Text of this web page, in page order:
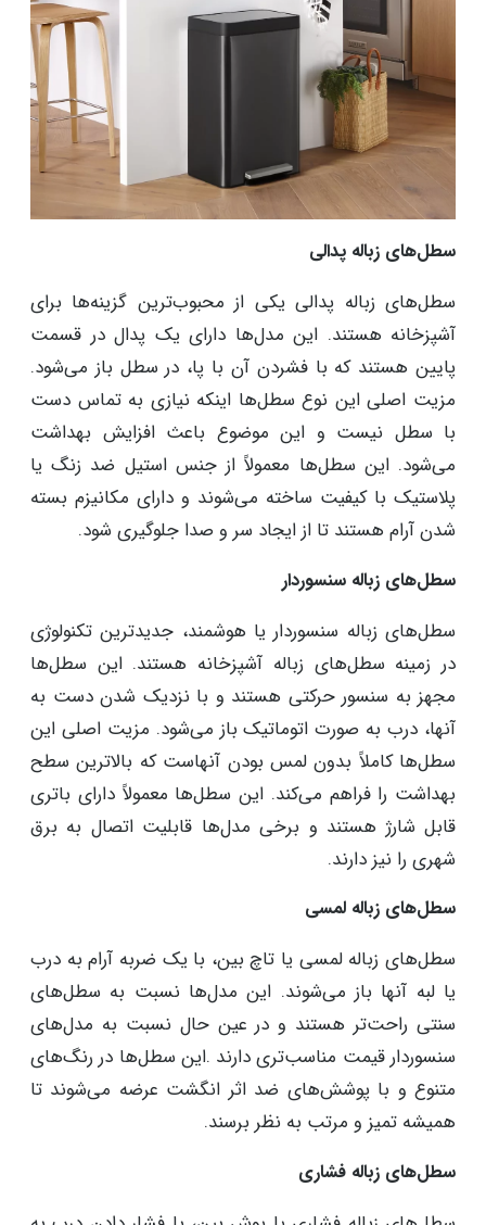
سطل‌های زباله پدالی
سطل‌های زباله پدالی یکی از محبوب‌ترین گزینه‌ها برای
آشپزخانه هستند. این مدل‌ها دارای یک پدال در قسمت
پایین هستند که با فشردن آن با پا، در سطل باز می‌شود.
مزیت اصلی این نوع سطل‌ها اینکه نیازی به تماس دست
با سطل نیست و این موضوع باعث افزایش بهداشت
می‌شود. این سطل‌ها معمولاً از جنس استیل ضد زنگ یا
پلاستیک با کیفیت ساخته می‌شوند و دارای مکانیزم بسته
شدن آرام هستند تا از ایجاد سر و صدا جلوگیری شود.
سطل‌های زباله سنسوردار
سطل‌های زباله سنسوردار یا هوشمند، جدیدترین تکنولوژی
در زمینه سطل‌های زباله آشپزخانه هستند. این سطل‌ها
مجهز به سنسور حرکتی هستند و با نزدیک شدن دست به
آنها، درب به صورت اتوماتیک باز می‌شود. مزیت اصلی این
سطل‌ها کاملاً بدون لمس بودن آنهاست که بالاترین سطح
بهداشت را فراهم می‌کند. این سطل‌ها معمولاً دارای باتری
قابل شارژ هستند و برخی مدل‌ها قابلیت اتصال به برق
شهری را نیز دارند.
سطل‌های زباله لمسی
سطل‌های زباله لمسی یا تاچ بین، با یک ضربه آرام به درب
یا لبه آنها باز می‌شوند. این مدل‌ها نسبت به سطل‌های
سنتی راحت‌تر هستند و در عین حال نسبت به مدل‌های
سنسوردار قیمت مناسب‌تری دارند .این سطل‌ها در رنگ‌های
متنوع و با پوشش‌های ضد اثر انگشت عرضه می‌شوند تا
همیشه تمیز و مرتب به نظر برسند.
سطل‌های زباله فشاری